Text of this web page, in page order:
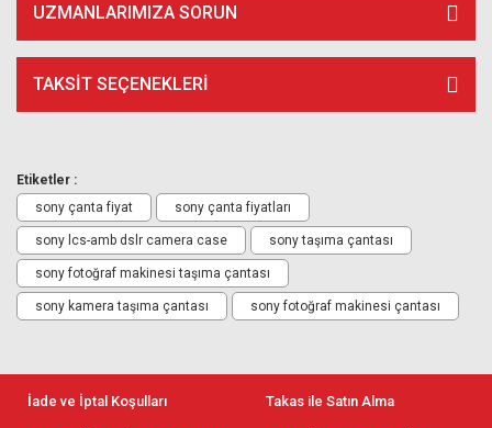
UZMANLARIMIZA SORUN
TAKSIT SEÇENEKLERI
Etiketler :
sony çanta fiyat
sony çanta fiyatları
sony lcs-amb dslr camera case sony taşıma çantası
sony fotoğraf makinesi taşıma çantası
sony kamera taşıma çantası sony fotoğraf makinesi çantası
İade ve İptal Koşulları Takas ile Satın Alma